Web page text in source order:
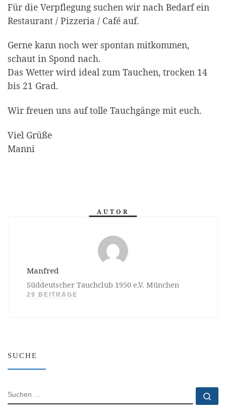
Für die Verpflegung suchen wir nach Bedarf ein
Restaurant / Pizzeria / Café auf.
Gerne kann noch wer spontan mitkommen,
schaut in Spond nach.
Das Wetter wird ideal zum Tauchen, trocken 14
bis 21 Grad.
Wir freuen uns auf tolle Tauchgänge mit euch.
Viel Grüße
Manni
AUTOR
Manfred
Süddeutscher Tauchclub 1950 e.V. München
29 BEITRÄGE
SUCHE
SUCHE